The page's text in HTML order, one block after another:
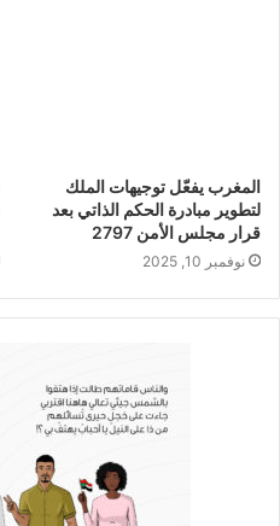
المغرب يفعّل توجيهات الملك
لتطوير مبادرة الحكم الذاتي بعد
قرار مجلس الأمن 2797
نوفمبر 10, 2025